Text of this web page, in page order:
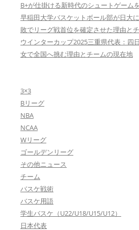
B+が仕掛ける新時代のシュートゲーム
早稲田大学バスケットボール部が日大
敗でリーグ戦首位を確定させた理由と
ウインターカップ2025三重県代表：四
女で全国へ挑む理由とチームの現在地
3×3
Bリーグ
NBA
NCAA
Wリーグ
ゴールデンリーグ
その他ニュース
チーム
バスケ戦術
バスケ用語
学生バスケ（U22/U18/U15/U12）
日本代表